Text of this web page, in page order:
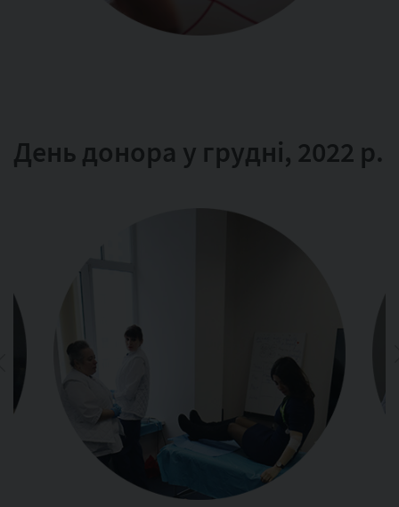
День донора у грудні, 2022 р.